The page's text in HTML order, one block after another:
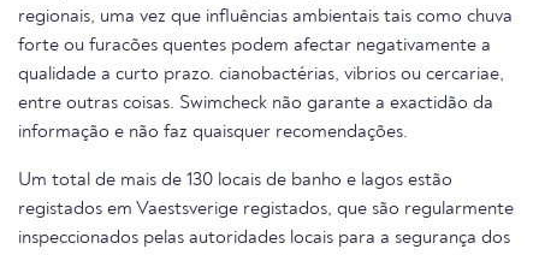
regionais, uma vez que influências ambientais tais como chuva
forte ou furacões quentes podem afectar negativamente a
qualidade a curto prazo. cianobactérias, vibrios ou cercariae,
entre outras coisas. Swimcheck não garante a exactidão da
informação e não faz quaisquer recomendações.
Um total de mais de 130 locais de banho e lagos estão
registados em Vaestsverige registados, que são regularmente
inspeccionados pelas autoridades locais para a segurança dos